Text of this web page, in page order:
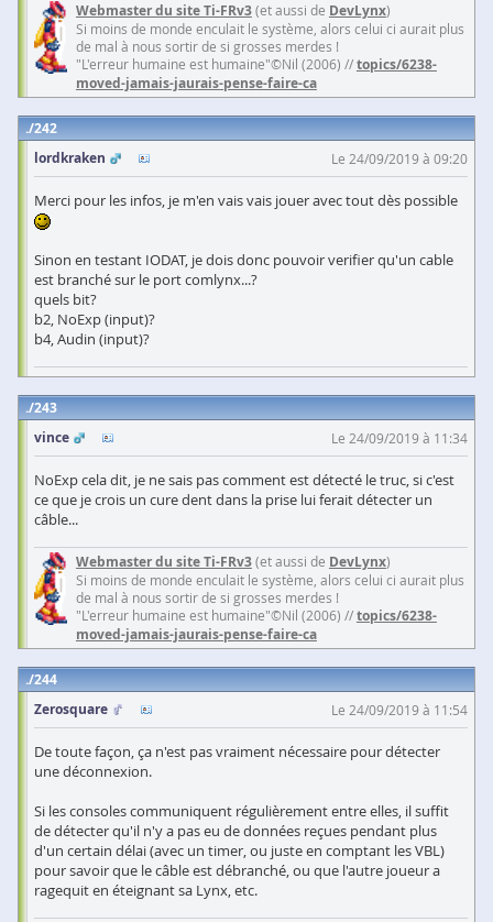
Webmaster du site Ti-FRv3(et aussi de DevLynx)
Si moins de monde enculait le système, alors celui ci aurait plus
de mal à nous sortir de si grosses merdes !
"L'erreur humaine est humaine"©Nil (2006) //topics/6238-
moved-jamais-jaurais-pense-faire-ca
242
lordkraken
Le 24/09/2019 à 09:20
Merci pour les infos, je m'en vais vais jouer avec tout dès possible
Sinon en testant IODAT, je dois donc pouvoir verifier qu'un cable
est branché sur le port comlynx...?
quels bit?
b2, NoExp (input)?
b4, Audin (input)?
243
vince
Le 24/09/2019 à 11:34
NoExp cela dit, je ne sais pas comment est détecté le truc, si c'est
ce que je crois un cure dent dans la prise lui ferait détecter un
câble...
Webmaster du site Ti-FRv3(et aussi de DevLynx)
Si moins de monde enculait le système, alors celui ci aurait plus
de mal à nous sortir de si grosses merdes !
"L'erreur humaine est humaine"©Nil (2006) //topics/6238-
moved-jamais-jaurais-pense-faire-ca
244
Zerosquare
Le 24/09/2019 à 11:54
De toute façon, ça n'est pas vraiment nécessaire pour détecter
une déconnexion.
Si les consoles communiquent régulièrement entre elles, il suffit
de détecter qu'il n'y a pas eu de données reçues pendant plus
d'un certain délai (avec un timer, ou juste en comptant les VBL)
pour savoir que le câble est débranché, ou que l'autre joueur a
ragequit en éteignant sa Lynx, etc.